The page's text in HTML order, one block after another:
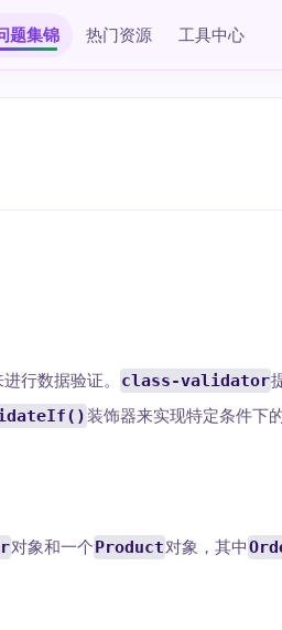
题集锦 热门资源 工具中心
进行数据验证。 class-validator
装饰器来实现特定条件下
对象和一个Product对象，其中